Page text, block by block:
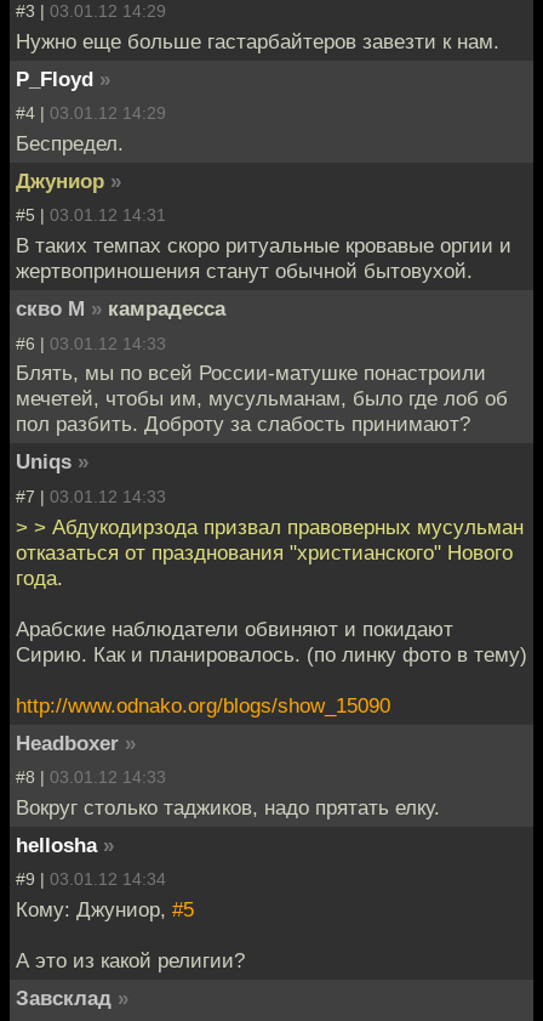
#3 | 03.01.12 14:29
Нужно еще больше гастарбайтеров завезти к нам.
P_Floyd »
#4 | 03.01.12 14:29
Беспредел.
Джуниор »
#5 | 03.01.12 14:31
В таких темпах скоро ритуальные кровавые оргии и
жертвоприношения станут обычной бытовухой.
скво М » камрадесса
#6 | 03.01.12 14:33
Блять, мы по всей России-матушке понастроили
мечетей, чтобы им, мусульманам, было где лоб об
пол разбить. Доброту за слабость принимают?
Uniqs »
#7 | 03.01.12 14:33
> > Абдукодирзода призвал правоверных мусульман
отказаться от празднования "христианского" Нового
года.
Арабские наблюдатели обвиняют и покидают
Сирию. Как и планировалось. (по линку фото в тему)
http://www.odnako.org/blogs/show_15090
Headboxer »
#8 | 03.01.12 14:33
Вокруг столько таджиков, надо прятать елку.
hellosha »
#9 | 03.01.12 14:34
Кому: Джуниор, #5
А это из какой религии?
Завсклад »